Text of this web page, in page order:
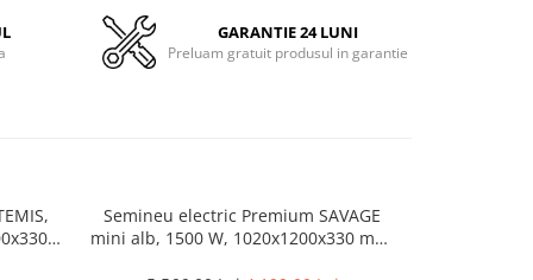
GARANTIE 24 LUNI
Preluam gratuit produsul in garantie
Semineu electric Premium SAVAGE
mini alb, 1500 W, 1020x1200x330 mm,